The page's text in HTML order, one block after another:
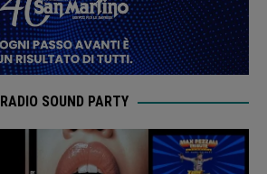
RADIO SOUND PARTY